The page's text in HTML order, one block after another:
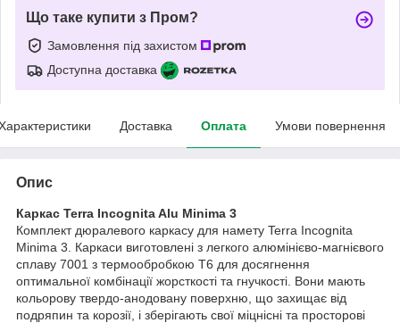
Що таке купити з Пром?
Замовлення під захистом
Доступна доставка
Доставка Оплата Умови повернення
Опис
Каркас Terra Incognita Alu Minima 3
Комплект дюралевого каркасу для намету Terra Incognita
Minima 3. Каркаси виготовлені з легкого алюмінієво-магнієвого
сплаву 7001 з термообробкою Т6 для досягнення
оптимальної комбінації жорсткості та гнучкості. Вони мають
кольорову твердо-анодовану поверхню, що захищає від
подряпин та корозії, і зберігають свої міцнісні та просторові